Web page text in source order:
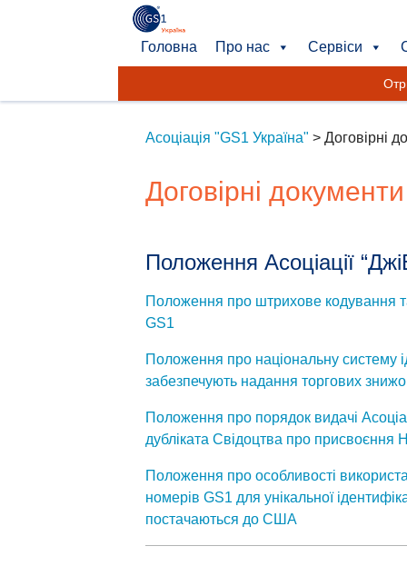
Головна Про нас Сервіси
Асоціація "GS1 Україна" > Договірні
Договірні документи
Положення Асоціації
Положення про штрихове кодування
GS1
Положення про національну систему
забезпечують надання торгових
Положення про порядок видачі
дубліката Свідоцтва про присвоєння
Положення про особливості
номерів GS1 для унікальної
постачаються до США